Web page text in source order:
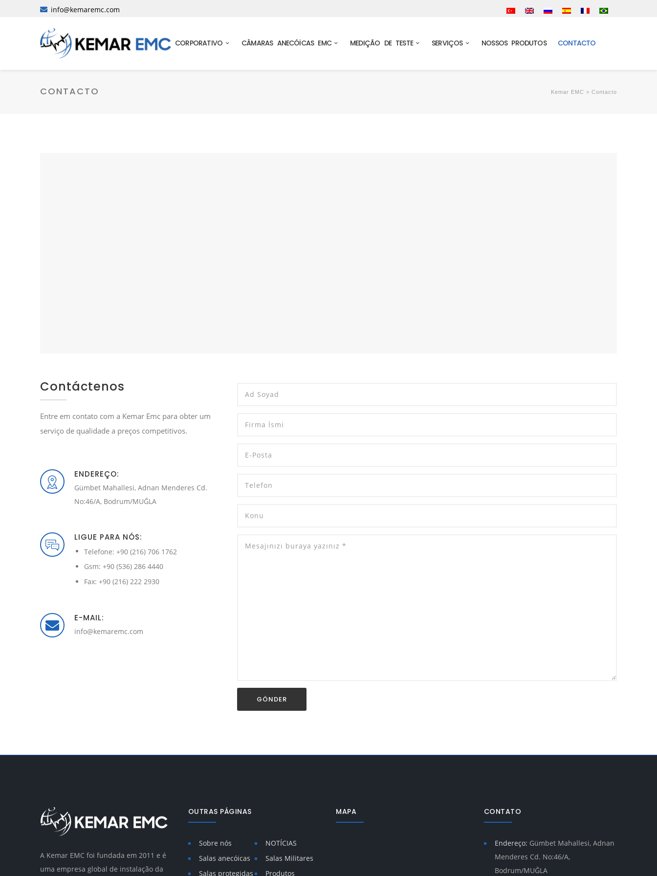
info@kemaremc.com
CORPORATIVO CÂMARAS ANECÓİCAS EMC MEDIÇÃO DE TESTE SERVIÇOS NOSSOS PRODUTOS CONTACTO
CONTACTO Kemar EMC > Contacto
Contáctenos
Entre em contato com a Kemar Emc para obter um
serviço de qualidade a preços competitivos.
ENDEREÇO:
Gümbet Mahallesi, Adnan Menderes Cd.
No:46/A, Bodrum/MUĞLA
LIGUE PARA NÓS:
Telefone: +90 (216) 706 1762
Gsm: +90 (536) 286 4440
Fax: +90 (216) 222 2930
E-MAIL:
info@kemaremc.com
A Kemar EMC foi fundada em 2011 e é
uma empresa global de instalação da
OUTRAS PÁGINAS
Sobre nós
NOTÍCIAS
Salas anecóicas
Salas Militares
Salas protegidas
Produtos
MAPA CONTATO
Endereço: Gümbet Mahallesi, Adnan
Menderes Cd. No:46/A,
Bodrum/MUĞLA